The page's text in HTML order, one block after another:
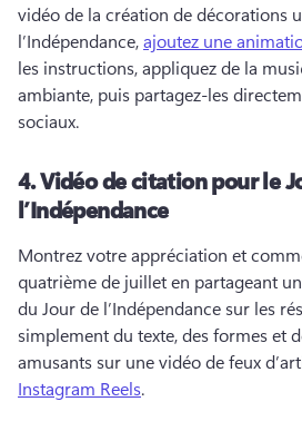
vidéo de la création de décorations
l’Indépendance, ajoutez une
les instructions, appliquez de la
ambiante, puis partagez-les
sociaux.
4.Vidéo de citation pour le
l’Indépendance
Montrez votre appréciation et
quatrième de juillet en partageant
du Jour de l’Indépendance sur les
simplement du texte, des formes et
amusants sur une vidéo de feux
Instagram Reels.